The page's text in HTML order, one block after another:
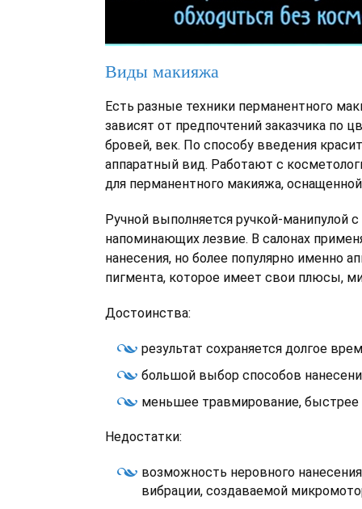
Виды макияжа
Есть разные техники перманентного
зависят от предпочтений заказчика по
бровей, век. По способу введения
аппаратный вид. Работают с
для перманентного макияжа, оснащенной
Ручной выполняется ручкой-манипулой
напоминающих лезвие. В салонах
нанесения, но более популярно именно
пигмента, которое имеет свои плюсы,
Достоинства:
результат сохраняется долгое
большой выбор способов
меньшее травмирование, быстрее
Недостатки:
возможность неровного
вибрации, создаваемой